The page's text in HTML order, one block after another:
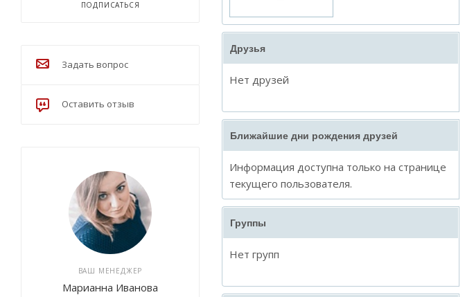
Друзья
Нет друзей
Ближайшие дни рождения друзей
Информация доступна только на странице
текущего пользователя.
Группы
Нет групп
ПОДПИСАТЬСЯ
Задать вопрос
Оставить отзыв
ВАШ МЕНЕДЖЕР
Марианна Иванова